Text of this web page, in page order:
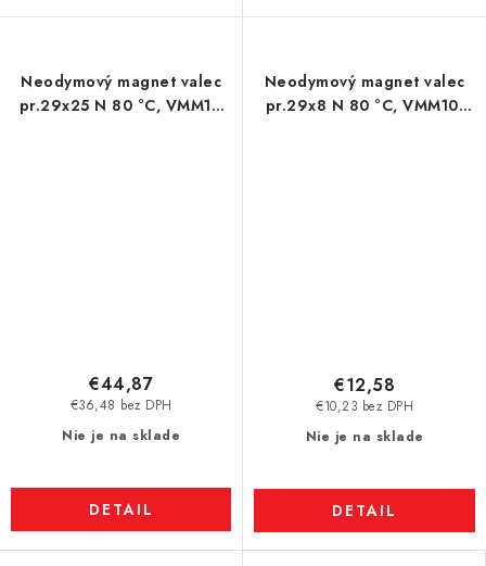
Neodymový magnet valec
pr.29x25 N 80 °C, VMM11-
Nie je na sklade
€36,48 bez DPH
€44,87
DETAIL
Neodymový magnet valec
pr.29x8 N 80 °C, VMM10-
Nie je na sklade
€10,23 bez DPH
€12,58
DETAIL